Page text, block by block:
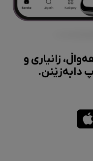
زانیاری و
دابەزێنن.